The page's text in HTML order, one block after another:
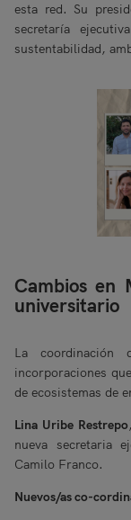
esta red. Su
secretaría
sustentabilidad,
Cambios en
universitario
La coordinación
incorporaciones
de ecosistemas de
Lina Uribe Restrepo
nueva secretaria
Camilo Franco.
Nuevos/as co-